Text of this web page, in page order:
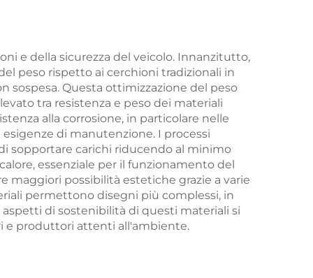
e della sicurezza del veicolo. Innanzitutto,
peso rispetto ai cerchioni tradizionali in
sospesa. Questa ottimizzazione del peso
tra resistenza e peso dei materiali
alla corrosione, in particolare nelle
di manutenzione. I processi
sopportare carichi riducendo al minimo
essenziale per il funzionamento del
maggiori possibilità estetiche grazie a varie
permettono disegni più complessi, in
di sostenibilità di questi materiali si
e produttori attenti all'ambiente.